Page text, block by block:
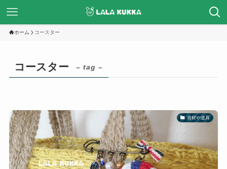
ホーム コースター
コースター – tag –
資材や道具